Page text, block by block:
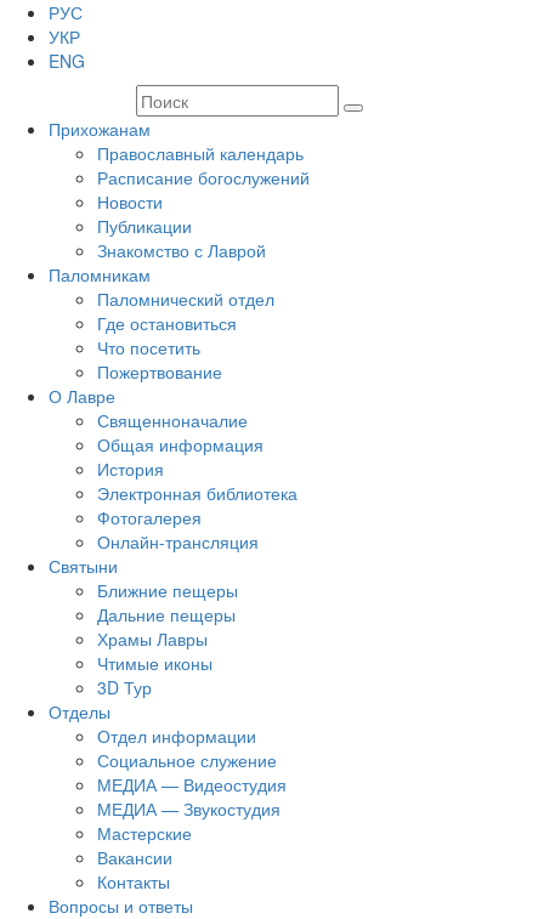
РУС
УКР
ENG
Прихожанам
Православный календарь
Расписание богослужений
Новости
Публикации
Знакомство с Лаврой
Паломникам
Паломнический отдел
Где остановиться
Что посетить
Пожертвование
О Лавре
Священноначалие
Общая информация
История
Электронная библиотека
Фотогалерея
Онлайн-трансляция
Святыни
Ближние пещеры
Дальние пещеры
Храмы Лавры
Чтимые иконы
3D Тур
Отделы
Отдел информации
Социальное служение
МЕДИА — Видеостудия
МЕДИА — Звукостудия
Мастерские
Вакансии
Контакты
Вопросы и ответы